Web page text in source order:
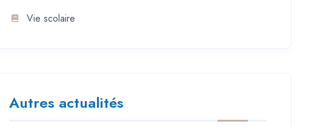
Vie scolaire
Autres actualités